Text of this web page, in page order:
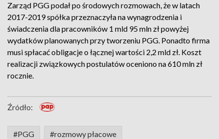
Zarząd PGG podał po środowych rozmowach, że w latach
2017-2019 spółka przeznaczyła na wynagrodzenia i
świadczenia dla pracowników 1 mld 95 mln zł powyżej
wydatków planowanych przy tworzeniu PGG. Ponadto firma
musi spłacać obligacje o łącznej wartości 2,2 mld zł. Koszt
realizacji związkowych postulatów oceniono na 610 mln zł
rocznie.
Źródło:
#PGG #rozmowy płacowe